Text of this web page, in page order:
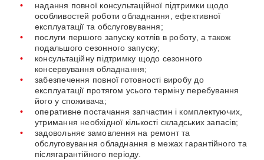
надання повної консультаційної підтримки щодо
особливостей роботи обладнання, ефективної
експлуатації та обслуговування;
послуги першого запуску котлів в роботу, а також
подальшого сезонного запуску;
консультаційну підтримку щодо сезонного
консервування обладнання;
забезпечення повної готовності виробу до
експлуатації протягом усього терміну перебування
його у споживача;
оперативне постачання запчастин і комплектуючих,
утримання необхідної кількості складських запасів;
задовольняє замовлення на ремонт та
обслуговування обладнання в межах гарантійного та
післягарантійного періоду.